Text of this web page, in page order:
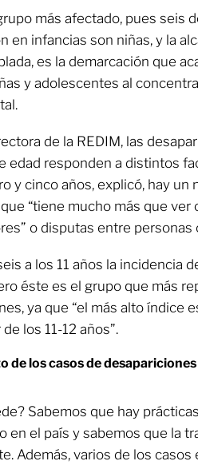
más afectado, pues seis
en infancias son niñas, y la
es la demarcación que
y adolescentes al
de la REDIM, las
edad responden a distintos
y cinco años, explicó, hay un
“tiene mucho más que ver
o disputas entre personas
a los 11 años la incidencia
éste es el grupo que más
ya que “el más alto índice
los 11-12 años”.
de los casos de
Sabemos que hay
en el país y sabemos que la
Además, varios de los casos